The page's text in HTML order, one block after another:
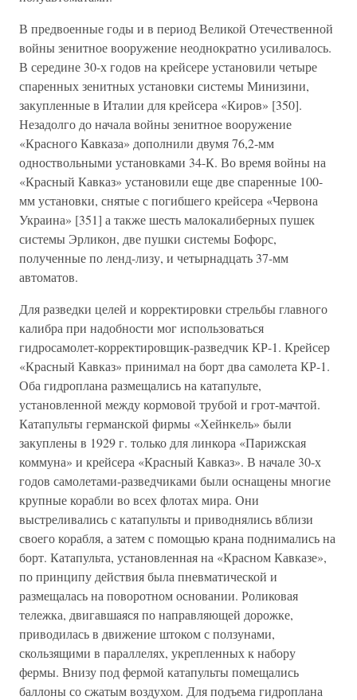
В предвоенные годы и в период Великой Отечественной
войны зенитное вооружение неоднократно усиливалось.
В середине 30-х годов на крейсере установили четыре
спаренных зенитных установки системы Минизини,
закупленные в Италии для крейсера «Киров» [350].
Незадолго до начала войны зенитное вооружение
«Красного Кавказа» дополнили двумя 76,2-мм
одноствольными установками 34-К. Во время войны на
«Красный Кавказ» установили еще две спаренные 100-
мм установки, снятые с погибшего крейсера «Червона
Украина» [351] а также шесть малокалиберных пушек
системы Эрликон, две пушки системы Бофорс,
полученные по ленд-лизу, и четырнадцать 37-мм
автоматов.
Для разведки целей и корректировки стрельбы главного
калибра при надобности мог использоваться
гидросамолет-корректировщик-разведчик КР-1. Крейсер
«Красный Кавказ» принимал на борт два самолета КР-1.
Оба гидроплана размещались на катапульте,
установленной между кормовой трубой и грот-мачтой.
Катапульты германской фирмы «Хейнкель» были
закуплены в 1929 г. только для линкора «Парижская
коммуна» и крейсера «Красный Кавказ». В начале 30-х
годов самолетами-разведчиками были оснащены многие
крупные корабли во всех флотах мира. Они
выстреливались с катапульты и приводнялись вблизи
своего корабля, а затем с помощью крана поднимались на
борт. Катапульта, установленная на «Красном Кавказе»,
по принципу действия была пневматической и
размещалась на поворотном основании. Роликовая
тележка, двигавшаяся по направляющей дорожке,
приводилась в движение штоком с ползунами,
скользящими в параллелях, укрепленных к набору
фермы. Внизу под фермой катапульты помещались
баллоны со сжатым воздухом. Для подъема гидроплана